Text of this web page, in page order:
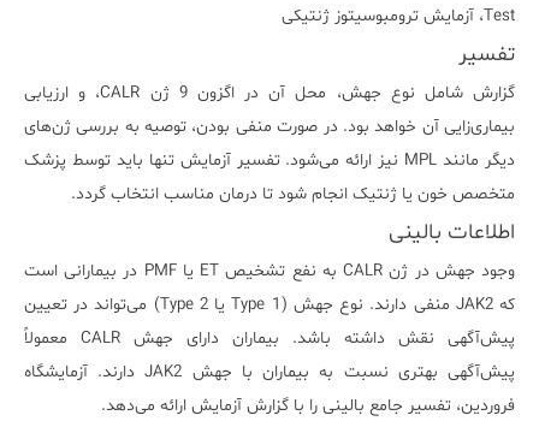
Test، آزمایش ترومبوسیتوز ژنتیکی
تفسیر
گزارش شامل نوع جهش، محل آن در اگزون 9 ژن CALR، و ارزیابی
بیماری‌زایی آن خواهد بود. در صورت منفی بودن، توصیه به بررسی ژن‌های
دیگر مانند MPL نیز ارائه می‌شود. تفسیر آزمایش تنها باید توسط پزشک
متخصص خون یا ژنتیک انجام شود تا درمان مناسب انتخاب گردد.
اطلاعات بالینی
وجود جهش در ژن CALR به نفع تشخیص ET یا PMF در بیمارانی است
که JAK2 منفی دارند. نوع جهش (Type 1 یا Type 2) می‌تواند در تعیین
پیش‌آگهی نقش داشته باشد. بیماران دارای جهش CALR معمولاً
پیش‌آگهی بهتری نسبت به بیماران با جهش JAK2 دارند. آزمایشگاه
فروردین، تفسیر جامع بالینی را با گزارش آزمایش ارائه می‌دهد.